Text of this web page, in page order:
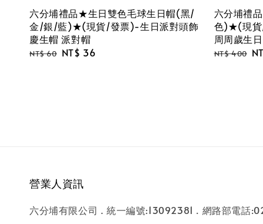
六分埔禮品★生日雙色毛球生日帽(黑/
金/銀/藍)★(現貨/發票)-生日派對頭飾
慶生帽 派對帽
Regular
NT$ 60 Sale
NT$ 36
六分埔禮
色)★(現貨
周周歲生
Regular
NT$ 400
營業人資訊
六分埔有限公司 . 統一編號:13092381 . 網路部電